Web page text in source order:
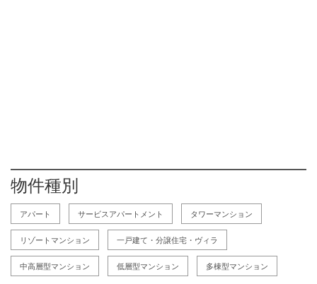
物件種別
アパート サービスアパートメント タワーマンション
リゾートマンション 一戸建て・分譲住宅・ヴィラ
中高層型マンション 低層型マンション 多棟型マンション